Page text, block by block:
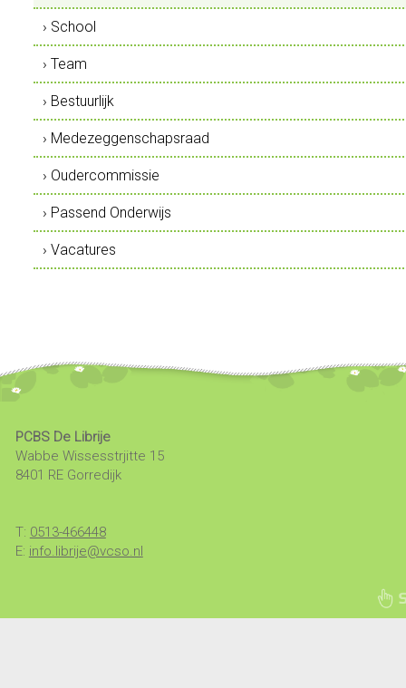
› School
› Team
› Bestuurlijk
› Medezeggenschapsraad
› Oudercommissie
› Passend Onderwijs
› Vacatures
PCBS De Librije
Wabbe Wissesstrjitte 15
8401 RE Gorredijk
T: 0513-466448
E: info.librije@vcso.nl